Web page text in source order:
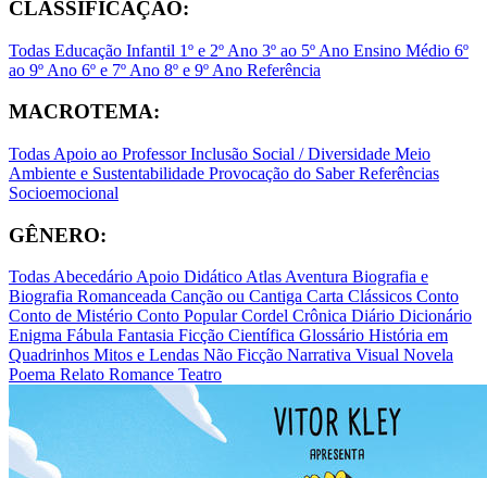
CLASSIFICAÇÃO:
Todas Educação Infantil 1º e 2º Ano 3º ao 5º Ano Ensino Médio 6º
ao 9º Ano 6º e 7º Ano 8º e 9º Ano Referência
MACROTEMA:
Todas Apoio ao ProfessorInclusão Social / Diversidade Meio
Ambiente e Sustentabilidade Provocação do SaberReferências
Socioemocional
GÊNERO:
TodasAbecedárioApoio DidáticoAtlasAventura Biografia e
Biografia Romanceada Canção ou Cantiga Carta Clássicos Conto
Conto de Mistério Conto PopularCordel Crônica Diário Dicionário
Enigma Fábula Fantasia Ficção Científica Glossário História em
Quadrinhos Mitos e Lendas Não Ficção Narrativa Visual Novela
Poema Relato Romance Teatro